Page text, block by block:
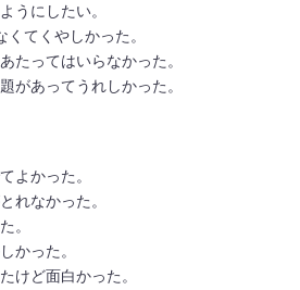
うにしたい。
てくやしかった。
たってはいらなかった。
があってうれしかった。
よかった。
れなかった。
。
かった。
けど面白かった。